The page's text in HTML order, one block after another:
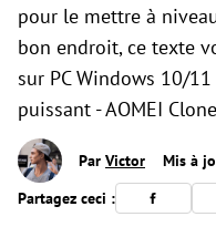
pour le mettre à
bon endroit, ce texte
sur PC Windows 10/
puissant - AOMEI
Par Victor
Mis à
Partagez ceci :